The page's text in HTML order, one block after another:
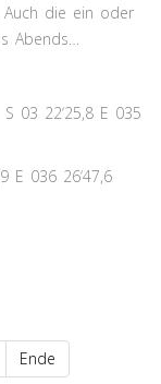
Auch die ein oder
Abends…
E 035
E 036 26‘47,6
Ende